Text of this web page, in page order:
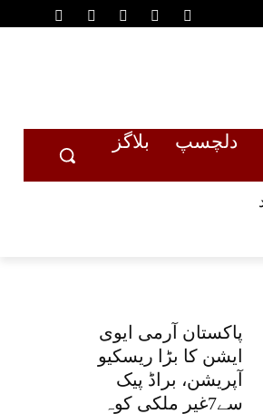
دلچسپ
بلاگز
پاکستان آرمی ایوی
ایشن کا بڑا ریسکیو
آپریشن، براڈ پیک
سے7غیر ملکی کوہ